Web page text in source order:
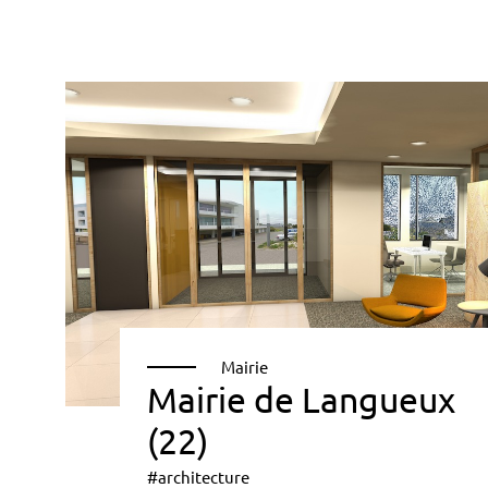
Mairie
#architecture
Mairie de Langueux
(22)